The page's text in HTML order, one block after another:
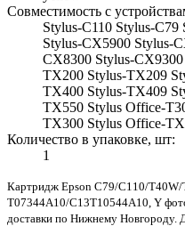
Совместимость с
Stylus-C110 Stylus-
Stylus-CX5900 Stylus-
CX8300 Stylus-
TX200 Stylus-TX209
TX400 Stylus-TX409
TX550 Stylus Office-
TX300 Stylus Office-
Количество в упаковке, шт:
1
Картридж Epson C79/C110/
T07344A10/C13T10544A10, Y
доставки по Нижнему Новгороду.